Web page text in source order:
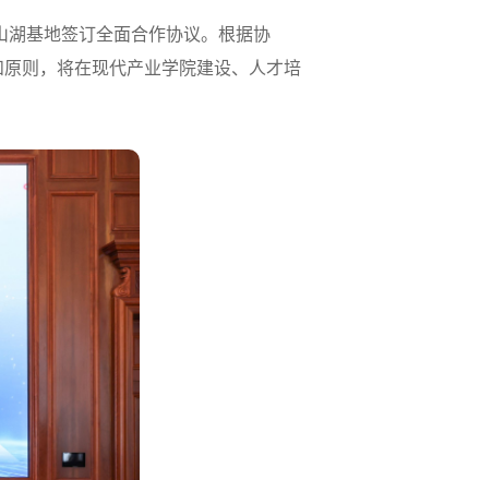
湖基地签订全面合作协议。根据协
则，将在现代产业学院建设、人才培